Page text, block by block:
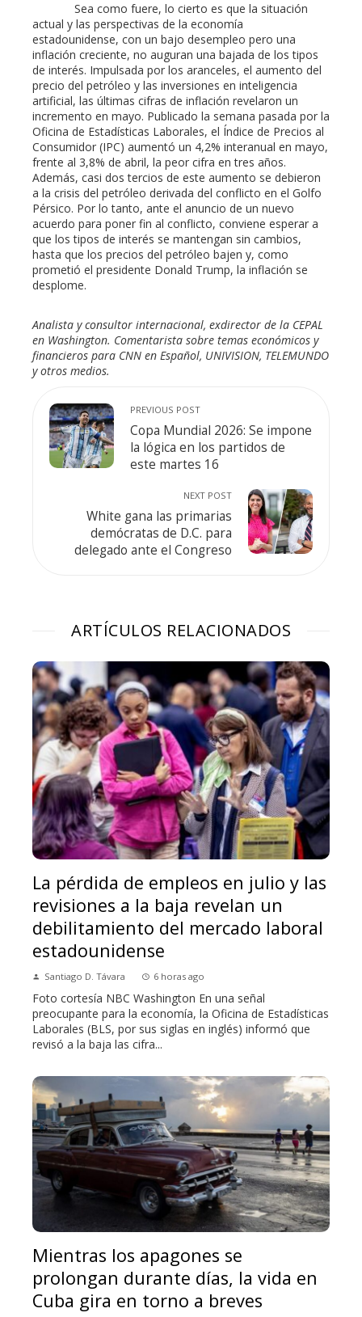
Sea como fuere, lo cierto es que la situación
actual y las perspectivas de la economía
estadounidense, con un bajo desempleo pero una
inflación creciente, no auguran una bajada de los tipos
de interés. Impulsada por los aranceles, el aumento del
precio del petróleo y las inversiones en inteligencia
artificial, las últimas cifras de inflación revelaron un
incremento en mayo. Publicado la semana pasada por la
Oficina de Estadísticas Laborales, el Índice de Precios al
Consumidor (IPC) aumentó un 4,2% interanual en mayo,
frente al 3,8% de abril, la peor cifra en tres años.
Además, casi dos tercios de este aumento se debieron
a la crisis del petróleo derivada del conflicto en el Golfo
Pérsico. Por lo tanto, ante el anuncio de un nuevo
acuerdo para poner fin al conflicto, conviene esperar a
que los tipos de interés se mantengan sin cambios,
hasta que los precios del petróleo bajen y, como
prometió el presidente Donald Trump, la inflación se
desplome.
Analista y consultor internacional, exdirector de la CEPAL
en Washington. Comentarista sobre temas económicos y
financieros para CNN en Español, UNIVISION, TELEMUNDO
y otros medios.
PREVIOUS POST
Copa Mundial 2026: Se impone
la lógica en los partidos de
este martes 16
NEXT POST
White gana las primarias
demócratas de D.C. para
delegado ante el Congreso
ARTÍCULOS RELACIONADOS
La pérdida de empleos en julio y las
revisiones a la baja revelan un
debilitamiento del mercado laboral
estadounidense
Santiago D. Távara 6 horas ago
Foto cortesía NBC Washington En una señal
preocupante para la economía, la Oficina de Estadísticas
Laborales (BLS, por sus siglas en inglés) informó que
revisó a la baja las cifra...
Mientras los apagones se
prolongan durante días, la vida en
Cuba gira en torno a breves